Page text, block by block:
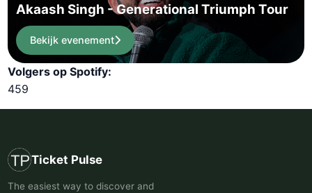
Akaash Singh - Generational Triumph Tour
Bekijk evenement
Volgers op Spotify:
459
Ticket Pulse
The easiest way to discover and